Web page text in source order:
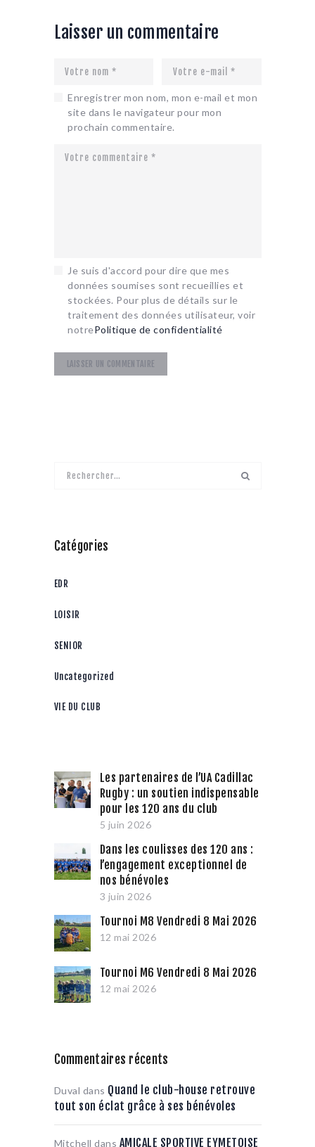
Laisser un commentaire
Enregistrer mon nom, mon e-mail et mon
site dans le navigateur pour mon
prochain commentaire.
Je suis d'accord pour dire que mes
données soumises sont recueillies et
stockées. Pour plus de détails sur le
traitement des données utilisateur, voir
notrePolitique de confidentialité
Rechercher :
Catégories
EDR
LOISIR
SENIOR
Uncategorized
VIE DU CLUB
Les partenaires de l’UA Cadillac
Rugby : un soutien indispensable
pour les 120 ans du club
5 juin 2026
Dans les coulisses des 120 ans :
l’engagement exceptionnel de
nos bénévoles
3 juin 2026
Tournoi M8 Vendredi 8 Mai 2026
12 mai 2026
Tournoi M6 Vendredi 8 Mai 2026
12 mai 2026
Commentaires récents
Duval dans Quand le club-house retrouve
tout son éclat grâce à ses bénévoles
Mitchell dans AMICALE SPORTIVE EYMETOISE